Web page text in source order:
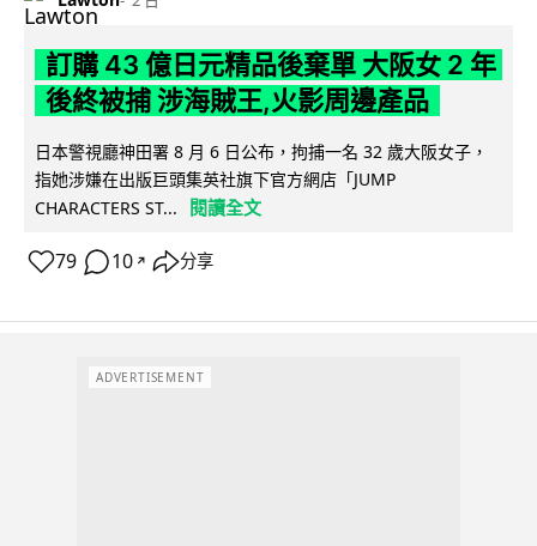
訂購 43 億日元精品後棄單 大阪女 2 年
後終被捕 涉海賊王,火影周邊產品
日本警視廳神田署 8 月 6 日公布，拘捕一名 32 歲大阪女子，
指她涉嫌在出版巨頭集英社旗下官方網店「JUMP
CHARACTERS ST...
閱讀全文
79 10 ↗ 分享
ADVERTISEMENT